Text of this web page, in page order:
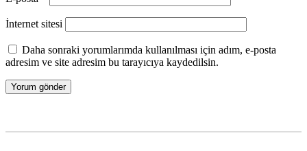
İnternet sitesi
Daha sonraki yorumlarımda kullanılması için adım, e-posta
adresim ve site adresim bu tarayıcıya kaydedilsin.